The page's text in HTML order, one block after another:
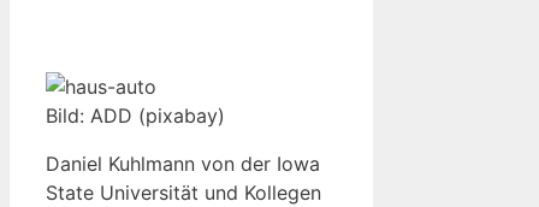
Bild: ADD (pixabay)
Daniel Kuhlmann von der Iowa
State Universität und Kollegen